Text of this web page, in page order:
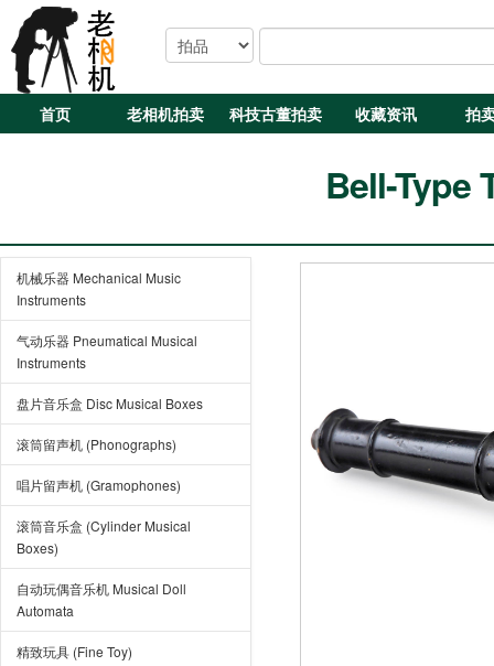
首页 老相机拍卖 科技古董拍卖 收藏资讯 拍
Bell-Type
机械乐器 Mechanical Music
Instruments
气动乐器 Pneumatical Musical
Instruments
盘片音乐盒 Disc Musical Boxes
滚筒留声机 (Phonographs)
唱片留声机 (Gramophones)
滚筒音乐盒 (Cylinder Musical
Boxes)
自动玩偶音乐机 Musical Doll
Automata
精致玩具 (Fine Toy)